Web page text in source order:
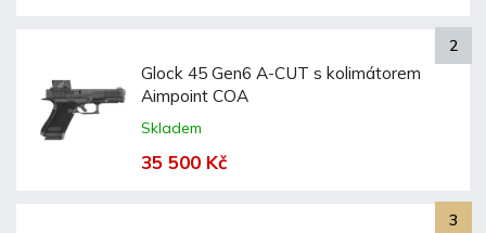
Glock 45 Gen6 A-CUT s kolimátorem
Aimpoint COA
Skladem
35 500 Kč